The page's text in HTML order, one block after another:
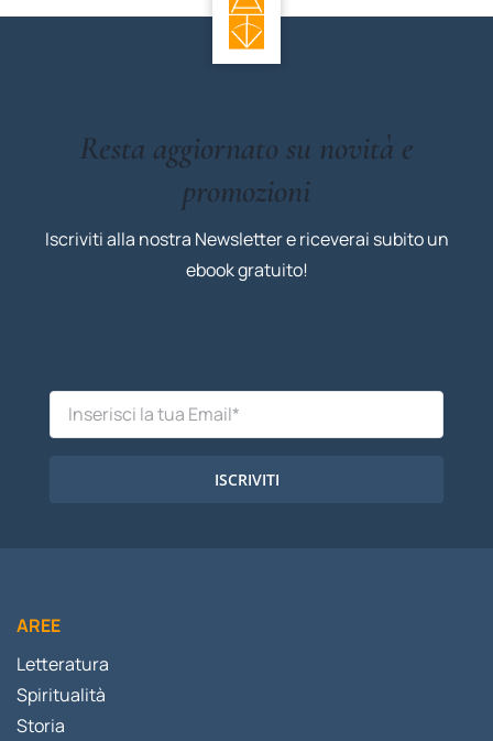
Resta aggiornato su novità e
promozioni
Iscriviti alla nostra Newsletter e riceverai subito un
ebook gratuito!
ISCRIVITI
AREE
Letteratura
Spiritualità
Storia